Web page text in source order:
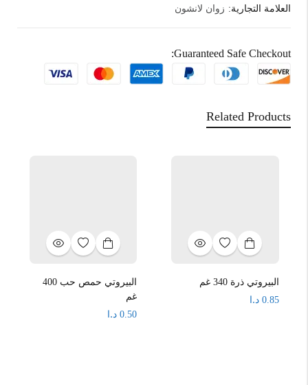
العلامة التجارية: زوان لانشون
Guaranteed Safe Checkout:
Related Products
البيروتي ذرة 340 غم
0.85 د.ا
البيروتي حمص حب 400
غم
0.50 د.ا